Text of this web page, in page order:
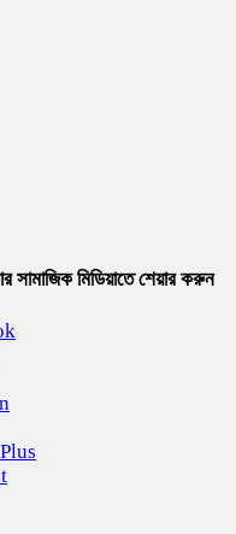
সামাজিক মিডিয়াতে শেয়ার করুন